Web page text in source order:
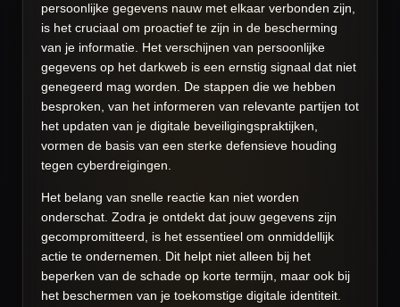
persoonlijke gegevens nauw met elkaar verbonden zijn,
is het cruciaal om proactief te zijn in de bescherming
van je informatie. Het verschijnen van persoonlijke
gegevens op het darkweb is een ernstig signaal dat niet
genegeerd mag worden. De stappen die we hebben
besproken, van het informeren van relevante partijen tot
het updaten van je digitale beveiligingspraktijken,
vormen de basis van een sterke defensieve houding
tegen cyberdreigingen.
Het belang van snelle reactie kan niet worden
onderschat. Zodra je ontdekt dat jouw gegevens zijn
gecompromitteerd, is het essentieel om onmiddellijk
actie te ondernemen. Dit helpt niet alleen bij het
beperken van de schade op korte termijn, maar ook bij
het beschermen van je toekomstige digitale identiteit.